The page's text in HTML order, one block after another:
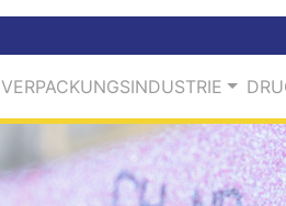
VERPACKUNGSINDUSTRIE